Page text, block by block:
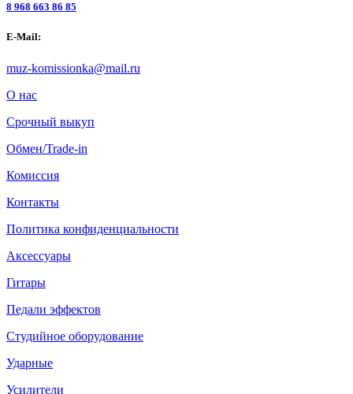
8 968 663 86 85
E-Mail:
muz-komissionka@mail.ru
О нас
Срочный выкуп
Обмен/Trade-in
Комиссия
Контакты
Политика конфиденциальности
Аксессуары
Гитары
Педали эффектов
Студийное оборудование
Ударные
Усилители